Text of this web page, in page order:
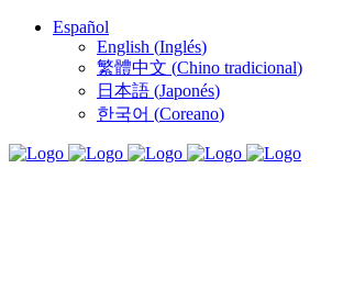
Español
English (Inglés)
繁體中文 (Chino tradicional)
日本語 (Japonés)
한국어 (Coreano)